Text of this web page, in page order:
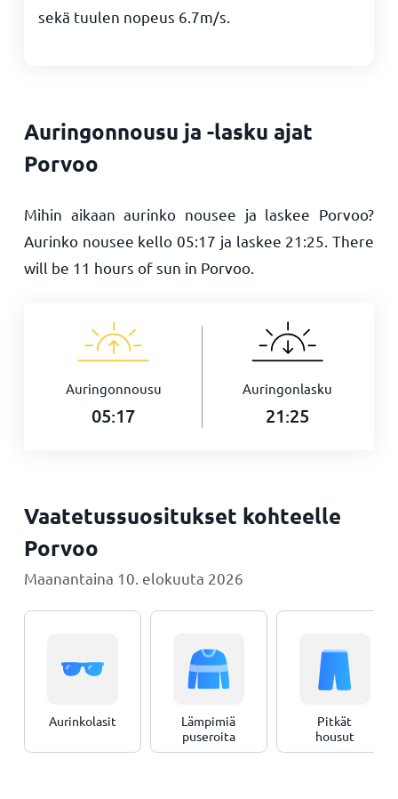
sekä tuulen nopeus 6.7m/s
Auringonnousu ja -lasku ajat
Porvoo
Mihin aikaan aurinko nousee ja laskee Porvoo?
Aurinko nousee kello05:17 ja laskee 21:25 . There
will be 11 hours of sun in Porvoo.
Auringonnousu
05:17
Auringonlasku
21:25
Vaatetussuositukset kohteelle
Porvoo
Maanantaina 10. elokuuta 2026
Aurinkolasit
Lämpimiä
puseroita
Pitkät
housut